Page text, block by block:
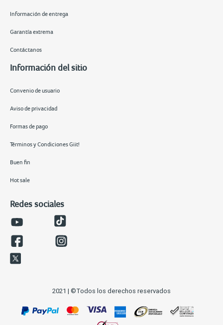
Información de entrega
Garantía extrema
Contáctanos
Información del sitio
Convenio de usuario
Aviso de privacidad
Formas de pago
Términos y Condiciones Giit!
Buen fin
Hot sale
Redes sociales
2021 | ©Todos los derechos reservados